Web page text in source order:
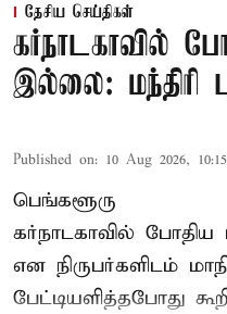
தேசிய செய்திகள்
கர்நாடகாவில்
இல்லை: மந்திரி
Published on: 10 Aug 2026,
பெங்களூரு
கர்நாடகாவில்
என நிருபர்களிடம்
பேட்டியளித்தபோது